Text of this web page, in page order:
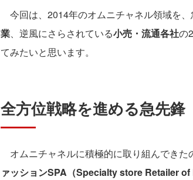
今回は、2014年のオムニチャネル領域を、
業、逆風にさらされている小売・流通各社の
てみたいと思います。
全方位戦略を進める急先鋒
オムニチャネルに積極的に取り組んできた
ァッションSPA（Specialty store Retailer of